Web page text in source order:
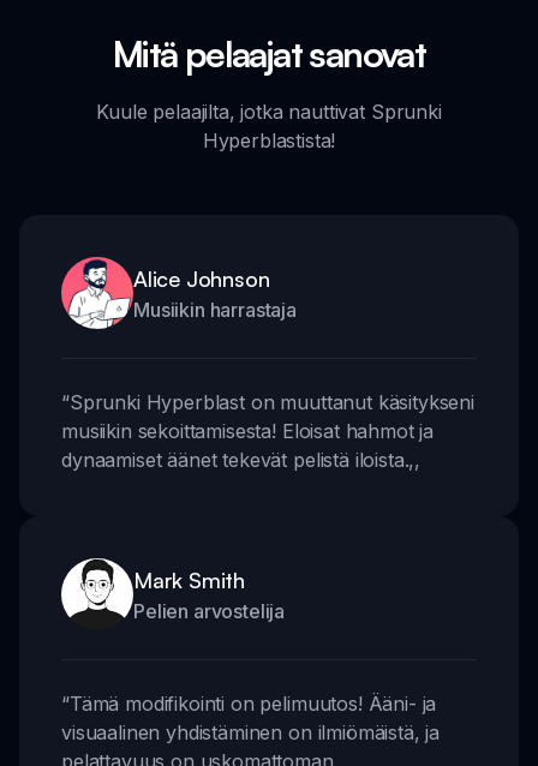
Mitä pelaajat sanovat
Kuule pelaajilta, jotka nauttivat Sprunki
Hyperblastista!
Alice Johnson
Musiikin harrastaja
“Sprunki Hyperblast on muuttanut käsitykseni
musiikin sekoittamisesta! Eloisat hahmot ja
dynaamiset äänet tekevät pelistä iloista.,,
Mark Smith
Pelien arvostelija
“Tämä modifikointi on pelimuutos! Ääni- ja
visuaalinen yhdistäminen on ilmiömäistä, ja
pelattavuus on uskomattoman